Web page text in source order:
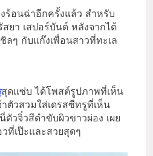
ร้อนฉ่าอีกครั้งแล้ว สำหรับ
ยา เสปอร์บันด์ หลังจากได้
ลๆ กับแก๊งเพื่อนสาวที่ทะเล
สุดแซ่บ ได้โพสต์รูปภาพที่เห็น
าตัวสวมใส่เดรสซีทรูที่เห็น
วจิ๋วสีดำขับผิวขาวผ่อง เผย
ที่เป๊ะและสวยสุดๆ